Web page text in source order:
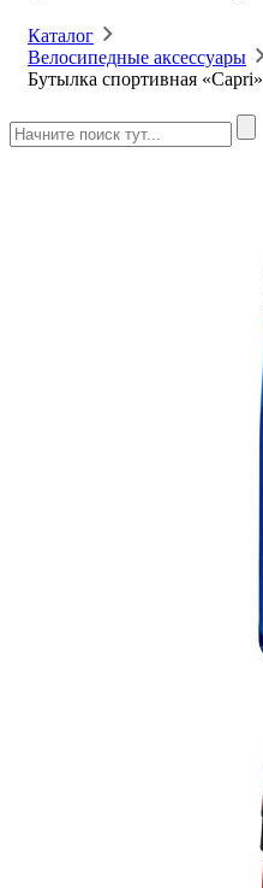
Каталог
Велосипедные аксессуары
Бутылка спортивная «Capri»